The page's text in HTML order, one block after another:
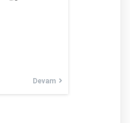
Devam